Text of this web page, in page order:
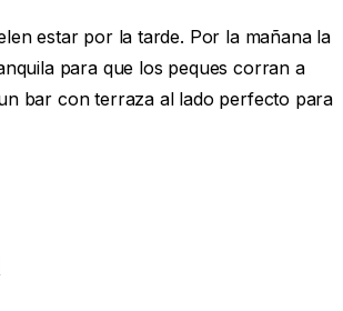
estar por la tarde. Por la mañana la
para que los peques corran a
bar con terraza al lado perfecto para